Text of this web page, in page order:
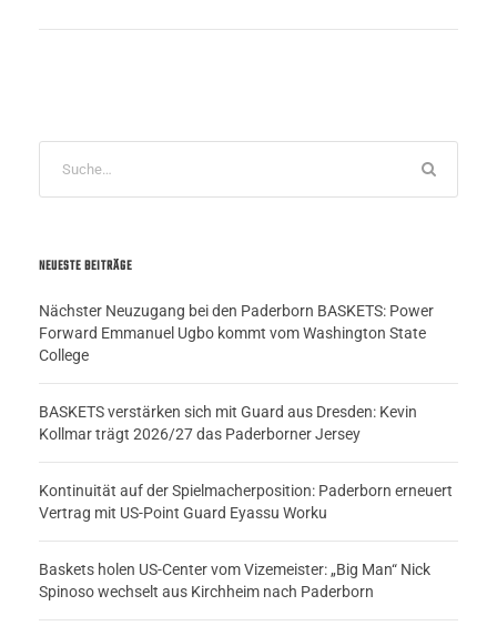
NEUESTE BEITRÄGE
Nächster Neuzugang bei den Paderborn BASKETS: Power
Forward Emmanuel Ugbo kommt vom Washington State
College
BASKETS verstärken sich mit Guard aus Dresden: Kevin
Kollmar trägt 2026/27 das Paderborner Jersey
Kontinuität auf der Spielmacherposition: Paderborn erneuert
Vertrag mit US-Point Guard Eyassu Worku
Baskets holen US-Center vom Vizemeister: „Big Man“ Nick
Spinoso wechselt aus Kirchheim nach Paderborn